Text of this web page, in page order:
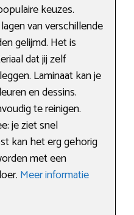
keuzes.
van verschillende
gelijmd. Het is
dat jij zelf
Laminaat kan je
en dessins.
te reinigen.
je ziet snel
kan het erg gehorig
met een
Meer informatie